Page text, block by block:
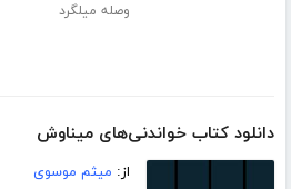
وصله میلگرد
دانلود کتاب خواندنی‌های میناوش
از: میثم موسوی